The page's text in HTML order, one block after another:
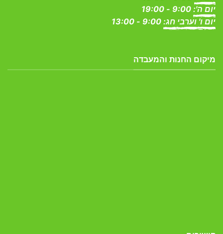
יום ה':
יום ו' וערבי חג:
מיקום החנות והמעבדה